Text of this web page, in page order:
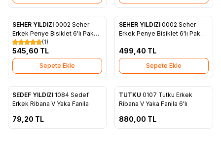
Favorilere Ekle
SEHER YILDIZI 0002 Seher
Erkek Penye Bisiklet 6'lı Paket
Gri
(1)
545,60 TL
Sepete Ekle
Favorilere Ekle
SEHER YILDIZI 0002 Seher
Erkek Penye Bisiklet 6'lı Paket
499,40 TL
Sepete Ekle
Favorilere Ekle
SEDEF YILDIZI 1084 Sedef
Erkek Ribana V Yaka Fanila
79,20 TL
Favorilere Ekle
Tükendi
TUTKU 0107 Tutku Erkek
Ribana V Yaka Fanila 6'lı
880,00 TL